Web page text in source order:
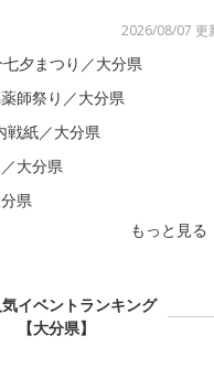
2026/08/07 更
夕まつり／大分県
師祭り／大分県
戦紙／大分県
大分県
県
もっと見る
イベントランキング
【大分県】